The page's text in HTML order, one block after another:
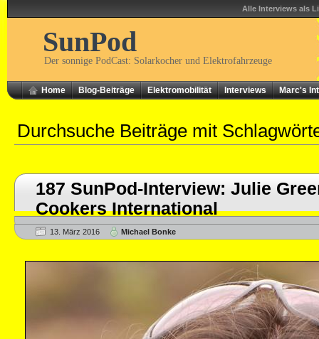
Alle Interviews als
SunPod
Der sonnige PodCast: Solarkocher und Elektrofahrzeuge
Home Blog-Beiträge Elektromobilität Interviews Marc's
Durchsuche Beiträge mit
187 SunPod-Interview: Julie
Cookers International
13. März 2016 Michael Bonke